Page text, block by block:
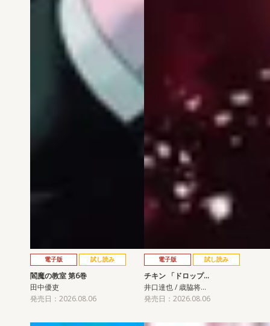
電子版 試し読み
閻魔の教室 第6巻
田中優吏
発売日：2026.08.06
電子版 試し読み
チキン 「ドロップ…
井口達也 / 歳脇将…
発売日：2026.08.06